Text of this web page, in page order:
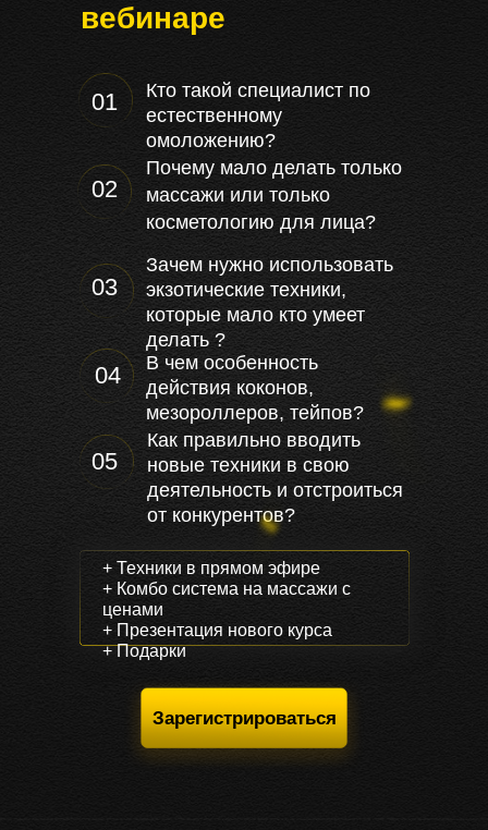
вебинаре
Зарегистрироваться
Кто такой специалист по
естественному
омоложению?
+ Техники в прямом эфире
+ Комбо система на массажи с
ценами
+ Презентация нового курса
+ Подарки
01
Почему мало делать только
массажи или только
косметологию для лица?
02
Зачем нужно использовать
экзотические техники,
которые мало кто умеет
делать ?
03
В чем особенность
действия коконов,
мезороллеров, тейпов?
04
Как правильно вводить
новые техники в свою
деятельность и отстроиться
от конкурентов?
05